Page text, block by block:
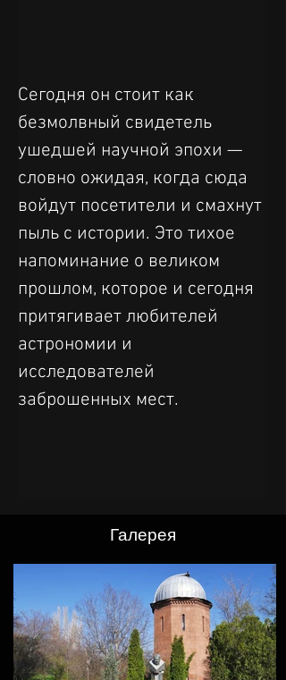
Сегодня он стоит как
безмолвный свидетель
ушедшей научной эпохи —
словно ожидая, когда сюда
войдут посетители и смахнут
пыль с истории. Это тихое
напоминание о великом
прошлом, которое и сегодня
притягивает любителей
астрономии и
исследователей
заброшенных мест.
Галерея